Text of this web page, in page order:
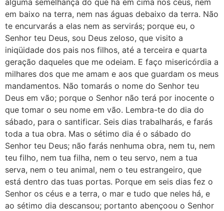
em baixo na terra, nem nas águas debaixo da terra. Não
te encurvarás a elas nem as servirás; porque eu, o
Senhor teu Deus, sou Deus zeloso, que visito a
iniqüidade dos pais nos filhos, até a terceira e quarta
geração daqueles que me odeiam. E faço misericórdia a
milhares dos que me amam e aos que guardam os meus
mandamentos. Não tomarás o nome do Senhor teu
Deus em vão; porque o Senhor não terá por inocente o
que tomar o seu nome em vão. Lembra-te do dia do
sábado, para o santificar. Seis dias trabalharás, e farás
toda a tua obra. Mas o sétimo dia é o sábado do
Senhor teu Deus; não farás nenhuma obra, nem tu, nem
teu filho, nem tua filha, nem o teu servo, nem a tua
serva, nem o teu animal, nem o teu estrangeiro, que
está dentro das tuas portas. Porque em seis dias fez o
Senhor os céus e a terra, o mar e tudo que neles há, e
ao sétimo dia descansou; portanto abençoou o Senhor